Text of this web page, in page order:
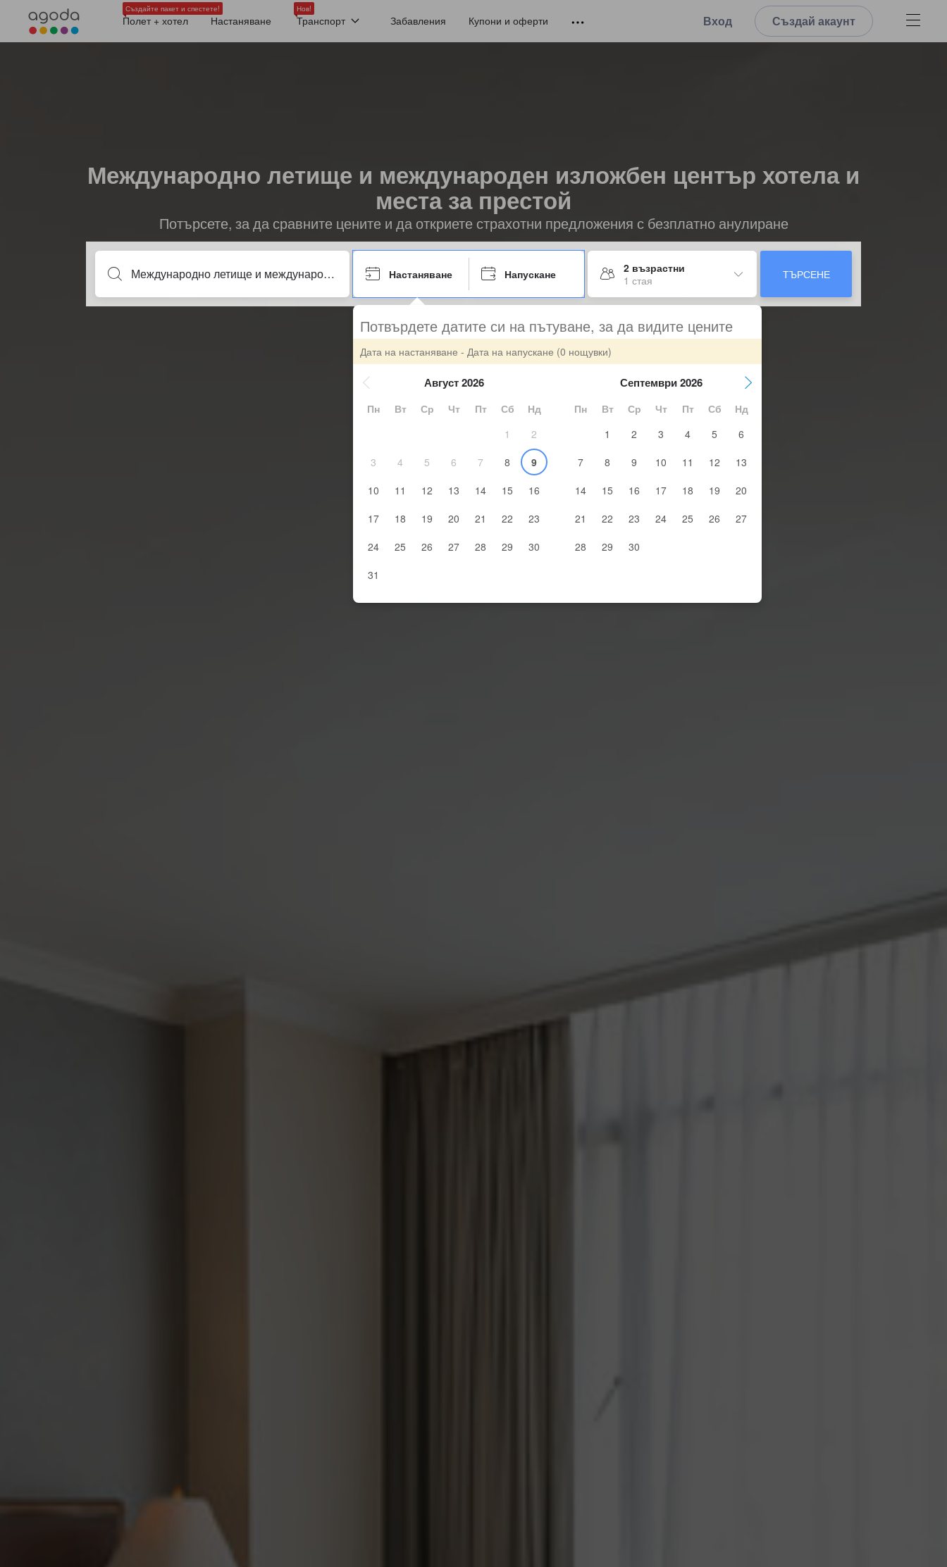
Създайте пакет и спестете!
Полет + хотел Настаняване
Нов!
Транспорт Забавления Купони и оферти Вход Създай акаунт
Международно летище и международен изложбен център хотела и
места за престой
Потърсете, за да сравните цените и да откриете страхотни предложения с безплатно анулиране
Настаняване Напускане
2 възрастни
1 стая
ТЪРСЕНЕ
Потвърдете датите си на пътуване, за да видите цените
Дата на настаняване - Дата на напускане (0 нощувки)
Август 2026
Пн Вт Ср Чт Пт Сб
Нд
1
2
3
4 5 6 7 8
9
10
11 12 13 14 15
16
17
18 19 20 21 22
23
24
25 26 27 28 29
30
31
Септември 2026
Пн Вт Ср Чт Пт Сб
Нд
1
2 3 4 5
6
7
8 9 10 11 12
13
14
15 16 17 18 19
20
21
22 23 24 25 26
27
28
29 30